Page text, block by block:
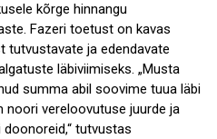
kõrge hinnangu
Fazeri toetust on kavas
tutvustavate ja edendavate
läbiviimiseks. „Musta
summa abil soovime tuua läbi
noori vereloovutuse juurde ja
tutvustas